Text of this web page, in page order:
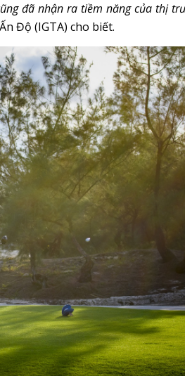
đã nhận ra tiềm năng của thị
Độ (IGTA) cho biết.